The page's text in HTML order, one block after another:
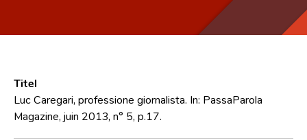
Forschungsgruppe
Kontakt
Titel
Luc Caregari, professione giornalista. In: PassaParola
Magazine, juin 2013, n° 5, p.17.